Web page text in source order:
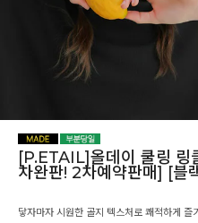
[P.ETAIL]올데이 쿨링 링
차완판! 2차예약판매] [블
닿자마자 시원한 골지 텍스처로 쾌적하게 즐